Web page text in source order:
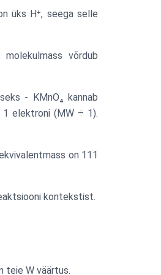
üks H⁺, seega selle
võrdub
- KMnO₄ kannab
elektroni (MW ÷ 1).
on 111
kontekstist.
teie W väärtus.